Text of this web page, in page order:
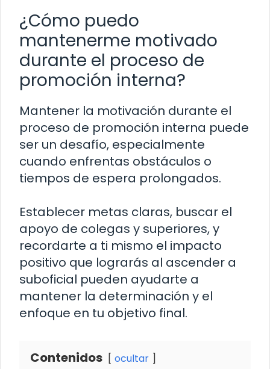
¿Cómo puedo
mantenerme motivado
durante el proceso de
promoción interna?
Mantener la motivación durante el
proceso de promoción interna puede
ser un desafío, especialmente
cuando enfrentas obstáculos o
tiempos de espera prolongados.
Establecer metas claras, buscar el
apoyo de colegas y superiores, y
recordarte a ti mismo el impacto
positivo que lograrás al ascender a
suboficial pueden ayudarte a
mantener la determinación y el
enfoque en tu objetivo final.
Contenidos ocultar